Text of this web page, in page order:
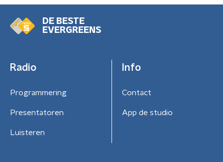
DE BESTE
EVERGREENS
Radio
Programmering
Presentatoren
Luisteren
Info
Contact
App de studio